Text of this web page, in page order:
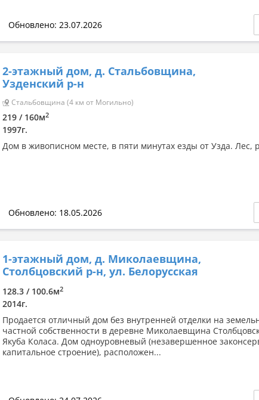
Обновлено: 23.07.2026
2-этажный дом, д. Стальбовщина,
Узденский р-н
Стальбовщина (4 км от Могильно)
219 / 160м2
1997г.
Дом в живописном месте, в пяти минутах езды от Узда. Лес,
Обновлено: 18.05.2026
1-этажный дом, д. Миколаевщина,
Столбцовский р-н, ул. Белорусская
128.3 / 100.6м2
2014г.
Продается отличный дом без внутренней отделки на
частной собственности в деревне Миколаевщина
Якуба Коласа. Дом одноуровневый (незавершенное
капитальное строение), расположен...